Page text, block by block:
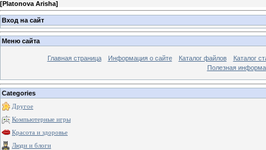
[Platonova Arisha]
Вход на сайт
Меню сайта
Главная страница Информация о сайте Каталог файлов
Каталог
Полезная
Categories
Другое
Компьютерные игры
Красота и здоровье
Люди и блоги